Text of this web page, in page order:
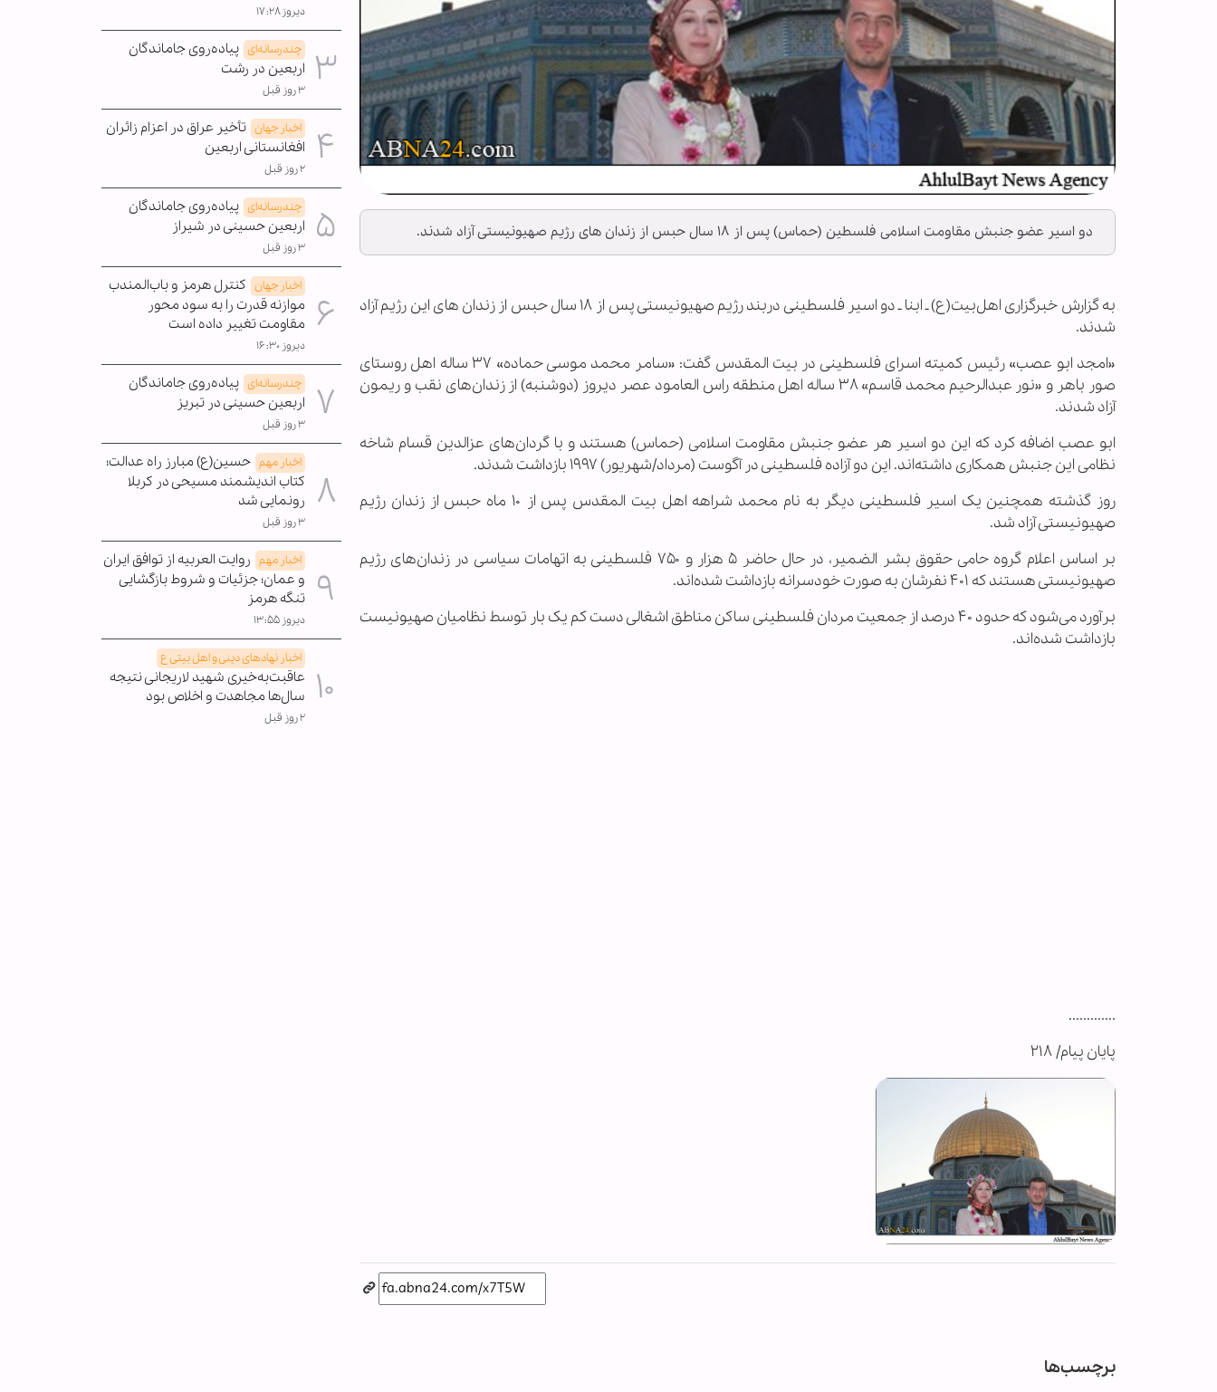
دو اسیر عضو جنبش مقاومت اسلامی فلسطین (حماس) پس از ۱۸ سال حبس از زندان های رژیم صهیونیستی آزاد شدند.
به گزارش خبرگزاری اهل‌بیت(ع) ـ ابنا ـ دو اسیر فلسطینی دربند رژیم صهیونیستی پس از ۱۸ سال حبس از زندان های این رژیم آزاد
شدند.
«امجد ابو عصب» رئیس کمیته اسرای فلسطینی در بیت المقدس گفت: «سامر محمد موسی حماده» ۳۷ ساله اهل روستای
صور باهر و «نور عبدالرحیم محمد قاسم» ۳۸ ساله اهل منطقه راس العامود عصر دیروز (دوشنبه) از زندان‌های نقب و ریمون
آزاد شدند.
ابو عصب اضافه کرد که این دو اسیر هر عضو جنبش مقاومت اسلامی (حماس) هستند و با گردان‌های عزالدین قسام شاخه
نظامی این جنبش همکاری داشته‌اند. این دو آزاده فلسطینی در آگوست (مرداد/شهریور) ۱۹۹۷ بازداشت شدند.
روز گذشته همچنین یک اسیر فلسطینی دیگر به نام محمد شراهه اهل بیت المقدس پس از ۱۰ ماه حبس از زندان رژیم
صهیونیستی آزاد شد.
بر اساس اعلام گروه حامی حقوق بشر الضمیر، در حال حاضر ۵ هزار و ۷۵۰ فلسطینی به اتهامات سیاسی در زندان‌های رژیم
صهیونیستی هستند که ۴۰۱ نفرشان به صورت خودسرانه بازداشت شده‌اند.
برآورد می‌شود که حدود ۴۰ درصد از جمعیت مردان فلسطینی ساکن مناطق اشغالی دست کم یک بار توسط نظامیان صهیونیست
بازداشت شده‌اند.
.............
پایان پیام/ ۲۱۸
برچسب‌ها
دیروز ۱۷:۲۸
چندرسانه‌ای پیاده‌روی جاماندگان
اربعین در رشت
۳ روز قبل
اخبار جهان تأخیر عراق در اعزام زائران
افغانستانی اربعین
۲ روز قبل
چندرسانه‌ای پیاده‌روی جاماندگان
اربعین حسینی در شیراز
۳ روز قبل
اخبار جهان کنترل هرمز و باب‌المندب
موازنه قدرت را به سود محور
مقاومت تغییر داده است
دیروز ۱۶:۳۰
چندرسانه‌ای پیاده‌روی جاماندگان
اربعین حسینی در تبریز
۳ روز قبل
اخبار مهم حسین(ع) مبارز راه عدالت؛
کتاب اندیشمند مسیحی در کربلا
رونمایی شد
۳ روز قبل
اخبار مهم روایت العربیه از توافق ایران
و عمان؛ جزئیات و شروط بازگشایی
تنگه هرمز
دیروز ۱۳:۵۵
اخبار نهادهای دینی و اهل بیتی ع
عاقبت‌به‌خیری شهید لاریجانی نتیجه
سال‌ها مجاهدت و اخلاص بود
۲ روز قبل